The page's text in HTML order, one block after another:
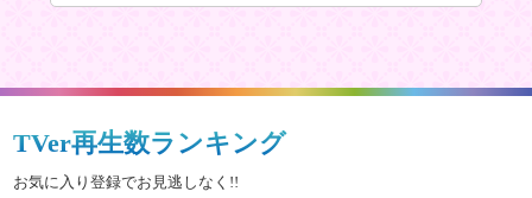
TVer再生数ランキング
お気に入り登録でお見逃しなく!!